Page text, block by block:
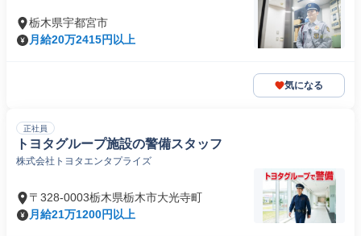
栃木県宇都宮市
月給20万2415円以上
気になる
正社員
トヨタグループ施設の警備スタッフ
株式会社トヨタエンタプライズ
〒328-0003栃木県栃木市大光寺町
月給21万1200円以上